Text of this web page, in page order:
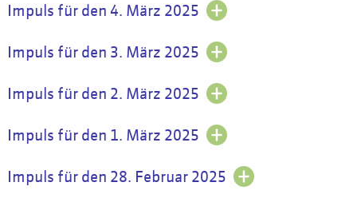
Impuls für den 4. März 2025
Impuls für den 3. März 2025
Impuls für den 2. März 2025
Impuls für den 1. März 2025
Impuls für den 28. Februar 2025